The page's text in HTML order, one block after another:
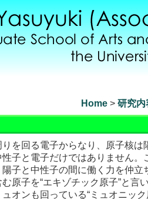
Home > 研究内
回る電子からなり、原子核は
子と電子だけではありません。
子と中性子の間に働く力を仲立
原子を“エキゾチック原子”と言
オンも回っている“ミュオニック